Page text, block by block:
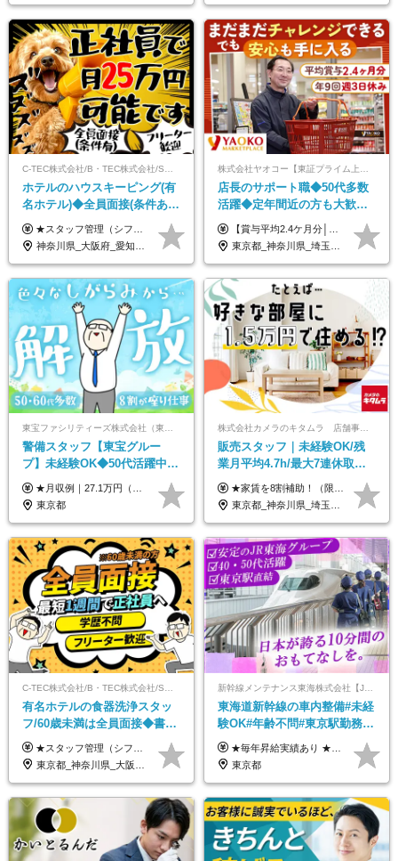
ホテルのハウスキーピング(有
名ホテル)◆全員面接(条件あ
り)◆未経験OK◆リゾート地
も選べる◆月25万円
★スタッフ管理（シフト調整など）の経験があれば【月給28万円以上】 ★賞与支給実績：基本給の2ヶ月分～3ヶ月分 ＝＝ライフスタイルに合わせて働き方を選べます＝＝ ■正社員 ＜未経験者＞月給25万円(寮なしの場合)～35万円＋賞与年2回 ＜経験者＞月給28万円～35万円＋賞与年2回 ※寮をご利用の場合は月給22万円～ ※経験やスキルに応じて決定します ※残業代全額支給 ※試用期間（3ヶ月間）中の雇用形態や待遇に差異はありません ※正社員の場合、転勤の可能性あり ■契約社員 月給22万円～＋残業代全額支給 ※契約社員の場合、賞与の支給および転勤の可能性はありません ※勤務時間や勤務日数の希望があればご相談に応じます ※試用期間なし ※契約の更新 有(勤務状況により判断する) 更新上限 有(通算契約期間の上限 1年/更新回数の上限 なし)
神奈川県_大阪府_愛知県_北海道_兵庫県_京都府_広島県_福岡県_大分県_宮崎県_鹿児島県_沖縄県
店長のサポート職◆50代多数
活躍◆定年間近の方も大歓
迎！◆出勤はお昼から◆平均
賞与2.4ヶ月分◆残業少なめ
【賞与平均2.4ケ月分│決算賞与も20年以上連続で支給中！】 ＜月収例＞ 月収29万円（地域限定正社員／残業代・各種手当含む） 月収26万円（契約社員／残業代・各種手当含む） ◆月給：月給258,400円～361,500円＋残業代＋各種手当 ※給与は前職での経験、スキルを考慮し、決定します ※残業代は全額支給します ※契約社員としてご入社いただく方は、賞与額に差異あり。詳細は面接でお話しします ※試用期間3ヶ月あり。条件に変更はありません ※契約社員の場合：契約期間12カ月（更新あり） ※60歳未満でご入社いただいた方も、60歳になったタイミングで雇用形態は契約社員に切り替えとなります。
東京都_神奈川県_埼玉県_千葉県_茨城県_栃木県_群馬県
東宝ファシリティーズ株式会社（東宝株式会社100％出資）
警備スタッフ【東宝グルー
プ】未経験OK◆50代活躍中
◆1勤務で2日分休み◆8割が座
り仕事◆賞与年2回
★月収例｜27.1万円（月給+残業代2.4万円+資格手当0.2万円+家族手当0.85万円） ★賞与年2回＆充実した手当あり！ ■月給23万6,500円～＋賞与年2回＋各種手当 ┗月給には職務手当19,500円、調整手当15,000円、住宅手当18,500円、契約社員手当1,500円を含みます ※試用期間4ヶ月(期間中の給与・待遇の差異はありません) ━━━━━━━━━━ 各種手当も充実！ ━━━━━━━━━━ ★家族手当 ★役付手当 ★資格手当 ★年末年始勤務手当 ★交通費支給（月5万円以内／6ヶ月分の定期代を支給） ★残業・深夜残業手当（全額支給） ━━━━━━━━━━ 給与支給日は毎月25日です ━━━━━━━━━━ 例：1月1日付入社の場合 1月25日に基本給+変動しない手当を支給 2月25日に前月分の残業手当など変動する手当を支給
東京都
株式会社カメラのキタムラ 店舗事業部【カメラのキタムラ】
販売スタッフ｜未経験OK/残
業月平均4.7h/最大7連休取得
可/全国募集/家賃8割を会社が
負担/賞与年2回
★家賃を8割補助！（限度額は地域により異なる） ※転勤による引っ越しが発生する場合 ＝＝＝＝＝＝＝＝＝＝＝＝＝＝＝＝＝＝＝＝＝＝＝ 例えば、家賃7.5万円なら6万円は会社で負担。 あなたが支払うのは、たったの1.5万円です！ 年間では自己負担額が約72万ほどお得になります！ ＝＝＝＝＝＝＝＝＝＝＝＝＝＝＝＝＝＝＝＝＝＝＝ 月給22万8,700円～26万3,100円＋賞与年2回（初回の支給は当社規定による）＋残業手当 ＜実際の給与例＞ *24歳:月給23万4,700円＋賞与年2回（初回の支給は当社規定による）＋残業手当＋諸手当 ※上記はあくまで参考月給です。ご経歴・年齢を考慮し、当社規定により決定します ※評価により昇給あり ※残業代は別途支給あり ※試用期間2ヶ月あり（期間中の給与・待遇に差異はありません） 【実在する社員の年収モデル】 年収530万円（30歳） 年収820万円（40歳） 【入社時の想定年収】 330万円～900万円
東京都_神奈川県_埼玉県_千葉県_大阪府_愛知県_北海道_青森県_宮城県_秋田県_山形県_茨城県_群馬県_新潟県_長野県_富山県_静岡県_三重県_兵庫県_京都府_広島県_岡山県_鳥取県_山口県_徳島県_香川県_愛媛県_福岡県_熊本県_佐賀県_長崎県_大分県_宮崎県_鹿児島県
有名ホテルの食器洗浄スタッ
フ/60歳未満は全員面接◆書類
選考なし◆ブランクOK◆月25
万～ ◆40～50代活躍
★スタッフ管理（シフト調整など）の経験があれば【月給28万円以上】 ★賞与支給実績：基本給の2ヶ月分～3ヶ月分 ＝＝ライフスタイルに合わせて働き方を選べます＝＝ ■正社員 ＜未経験者＞月給25万円～35万円＋賞与年2回 ＜経験者＞月給28万円～35万円＋賞与年2回 ※経験やスキルに応じて決定します ※残業代全額支給 ※試用期間（3ヶ月間）中の雇用形態や待遇に差異はありません ※正社員の場合、転勤の可能性あり ■契約社員 月給22万円～＋残業代全額支給 ※契約社員の場合、賞与の支給および転勤の可能性はありません ※勤務時間や勤務日数の希望があればご相談に応じます ※試用期間なし ※契約の更新 有(勤務状況により判断する) 更新上限 有(通算契約期間の上限 1年/更新回数の上限 なし)
東京都_神奈川県_大阪府_愛知県_北海道_京都府_福岡県_沖縄県
東海道新幹線の車内整備#未経
験OK#年齢不問#東京駅勤務
#59歳まで正社員登用可＆登用
実績多数！
★毎年昇給実績あり ★入社3年で430万円も可(正社員登用された場合) ■入社時月収例：25万2840円(1万2040円×21日)＋賞与支給実績有（年2回・2025年度） 日給1万2040円 ※別途「超過勤務手当、祝繁手当、特殊手当」の支給有 ※試用期間中（2ヶ月）の待遇・雇用形態に差異はございません
東京都